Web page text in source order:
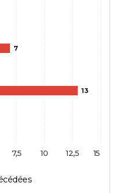
7
13
7,5 10 12,5 15